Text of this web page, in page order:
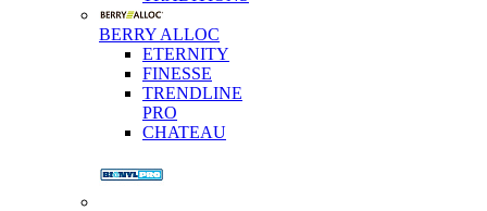
BERRY ALLOC
ETERNITY
FINESSE
TRENDLINE
PRO
CHATEAU